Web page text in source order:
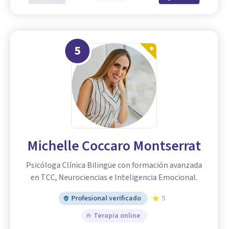
5
Michelle Coccaro Montserrat
Psicóloga Clínica Bilingüe con formación avanzada
en TCC, Neurociencias e Inteligencia Emocional.
Profesional verificado
5
Terapia online